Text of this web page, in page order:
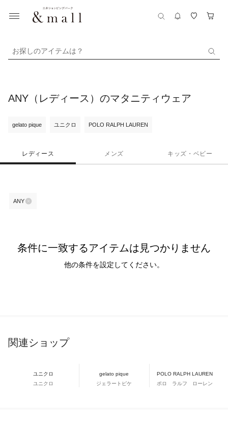
お探しのアイテムは？
ANY（レディース）のマタニティウェア
gelato pique ユニクロ POLO RALPH LAUREN
レディース メンズ キッズ・ベビー
ANY
条件に一致するアイテムは見つかりません
他の条件を設定してください。
関連ショップ
ユニクロ
ユニクロ
gelato pique
ジェラートピケ
POLO RALPH LAUREN
ポロ ラルフ ローレン